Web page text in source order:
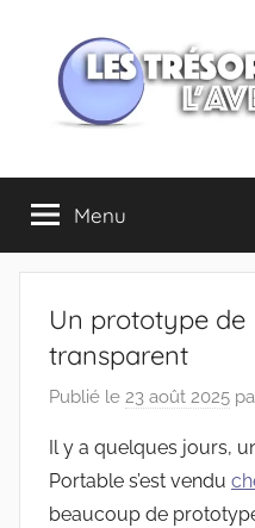
contenu
Les
trésors
de
l'Aventure
Apple
Menu
Un prototype de
transparent
Publié le 23 août 2025
Il y a quelques jours,
Portable s’est vendu
beaucoup de